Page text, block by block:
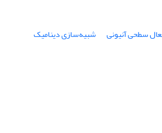
سطحی آنیونی شبیه‌سازی دینامیک